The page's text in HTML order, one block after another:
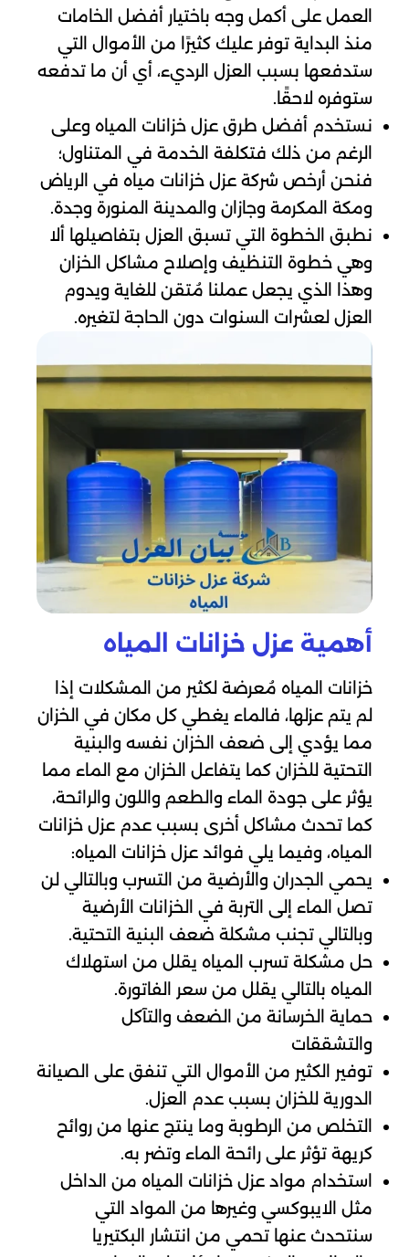
العمل على أكمل وجه باختيار أفضل الخامات
منذ البداية توفر عليك كثيرًا من الأموال التي
ستدفعها بسبب العزل الرديء، أي أن ما تدفعه
ستوفره لاحقًا.
نستخدم أفضل طرق عزل خزانات المياه وعلى
الرغم من ذلك فتكلفة الخدمة في المتناول؛
فنحن أرخص شركة عزل خزانات مياه في الرياض
ومكة المكرمة وجازان والمدينة المنورة وجدة.
نطبق الخطوة التي تسبق العزل بتفاصيلها ألا
وهي خطوة التنظيف وإصلاح مشاكل الخزان
وهذا الذي يجعل عملنا مُتقن للغاية ويدوم
العزل لعشرات السنوات دون الحاجة لتغيره.
أهمية عزل خزانات المياه
خزانات المياه مُعرضة لكثير من المشكلات إذا
لم يتم عزلها، فالماء يغطي كل مكان في الخزان
مما يؤدي إلى ضعف الخزان نفسه والبنية
التحتية للخزان كما يتفاعل الخزان مع الماء مما
يؤثر على جودة الماء والطعم واللون والرائحة،
كما تحدث مشاكل أخرى بسبب عدم عزل خزانات
المياه، وفيما يلي فوائد عزل خزانات المياه:
يحمي الجدران والأرضية من التسرب وبالتالي لن
تصل الماء إلى التربة في الخزانات الأرضية
وبالتالي تجنب مشكلة ضعف البنية التحتية.
حل مشكلة تسرب المياه يقلل من استهلاك
المياه بالتالي يقلل من سعر الفاتورة.
حماية الخرسانة من الضعف والتآكل
والتشققات
توفير الكثير من الأموال التي تنفق على الصيانة
الدورية للخزان بسبب عدم العزل.
التخلص من الرطوبة وما ينتج عنها من روائح
كريهة تؤثر على رائحة الماء وتضر به.
استخدام مواد عزل خزانات المياه من الداخل
مثل الايبوكسي وغيرها من المواد التي
سنتحدث عنها تحمي من انتشار البكتيريا